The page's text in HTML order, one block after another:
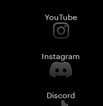
YouTube
Instagram
Discord